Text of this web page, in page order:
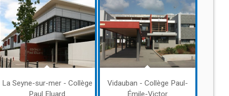
La Seyne-sur-mer - Collège
Paul Eluard
Vidauban - Collège Paul-
Émile-Victor